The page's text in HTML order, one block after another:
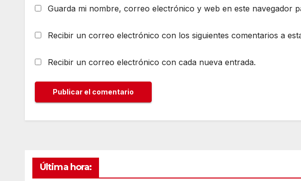
Guarda mi nombre, correo electrónico y web en este navegador
Recibir un correo electrónico con los siguientes comentarios a
Recibir un correo electrónico con cada nueva entrada.
Última hora: